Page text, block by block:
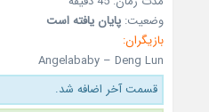
وضعیت: پایان یافته است
بازیگران:
Angelababy – Deng Lun
قسمت آخر اضافه شد.